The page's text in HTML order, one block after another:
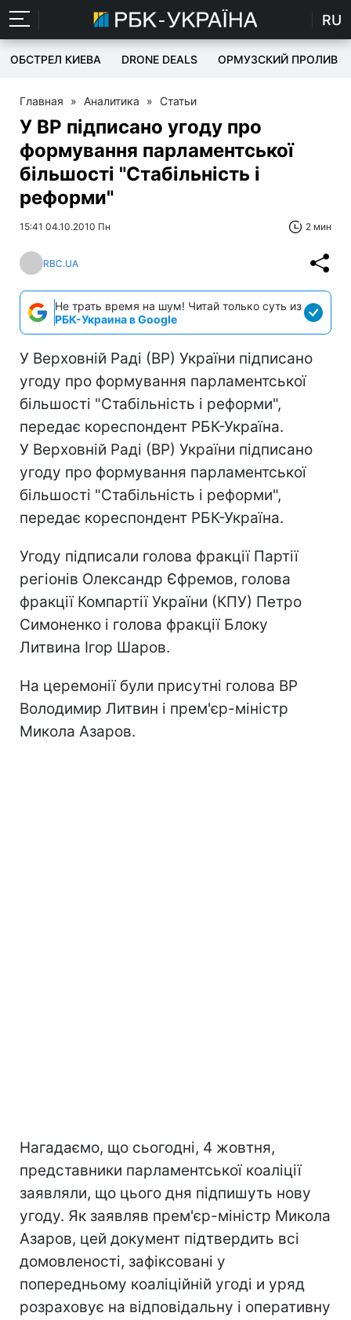
RU
ОБСТРЕЛ КИЕВА DRONE DEALS ОРМУЗСКИЙ ПРОЛИВ
Главная » Аналитика » Статьи
У ВР підписано угоду про
формування парламентської
більшості "Стабільність і
реформи"
15:41 04.10.2010 Пн 2 мин
RBC.UA
Не трать время на шум! Читай только суть из
РБК-Украина в Google
У Верховній Раді (ВР) України підписано
угоду про формування парламентської
більшості "Стабільність і реформи",
передає кореспондент РБК-Україна.
У Верховній Раді (ВР) України підписано
угоду про формування парламентської
більшості "Стабільність і реформи",
передає кореспондент РБК-Україна.
Угоду підписали голова фракції Партії
регіонів Олександр Єфремов, голова
фракції Компартії України (КПУ) Петро
Симоненко і голова фракції Блоку
Литвина Ігор Шаров.
На церемонії були присутні голова ВР
Володимир Литвин і прем'єр-міністр
Микола Азаров.
Нагадаємо, що сьогодні, 4 жовтня,
представники парламентської коаліції
заявляли, що цього дня підпишуть нову
угоду. Як заявляв прем'єр-міністр Микола
Азаров, цей документ підтвердить всі
домовленості, зафіксовані у
попередньому коаліційній угоді и уряд
розраховує на відповідальну і оперативну